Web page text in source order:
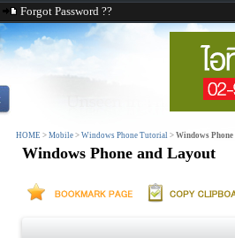
Forgot Password ??
HOME > Mobile > Windows Phone Tutorial > Windows
Windows Phone and Layout